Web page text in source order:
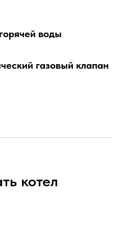
воды
газовый клапан
котел